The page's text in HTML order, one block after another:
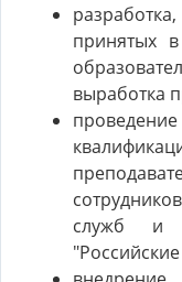
принятых
выработка
служб и